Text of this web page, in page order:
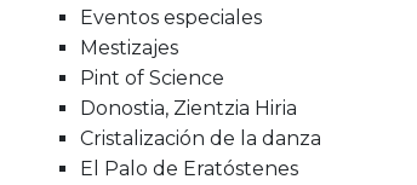
Eventos especiales
Mestizajes
Pint of Science
Donostia, Zientzia Hiria
Cristalización de la danza
El Palo de Eratóstenes